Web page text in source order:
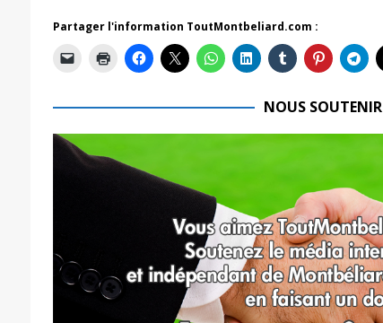
Partager l'information ToutMontbeliard.com :
NOUS SOUTENIR